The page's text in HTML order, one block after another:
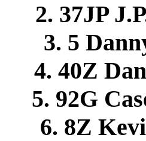
2. 37JP
3. 5
4. 40Z
5. 92G
6. 8Z